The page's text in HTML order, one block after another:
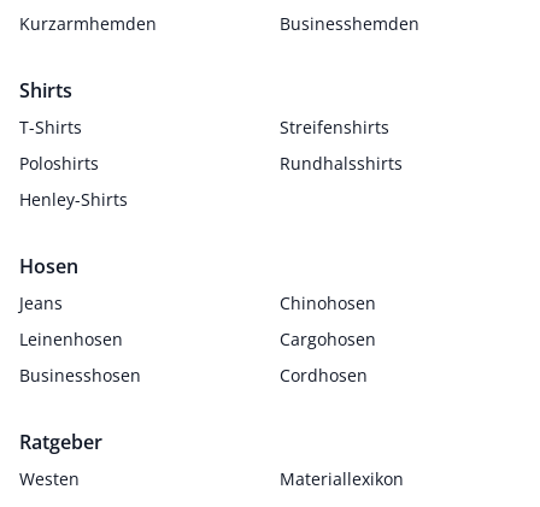
Kurzarmhemden
Businesshemden
Shirts
T-Shirts
Streifenshirts
Poloshirts
Rundhalsshirts
Henley-Shirts
Hosen
Jeans
Chinohosen
Leinenhosen
Cargohosen
Businesshosen
Cordhosen
Ratgeber
Westen
Materiallexikon